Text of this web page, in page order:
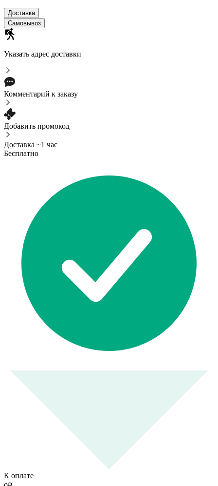
Доставка
Самовывоз
Указать адрес доставки
Комментарий к заказу
Добавить промокод
Доставка ~1 час
Бесплатно
К оплате